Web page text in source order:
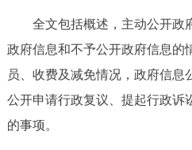
政务服务
便民服务
全文包括概述，主动公开政
政府信息和不予公开政府信息的
员、收费及减免情况，政府信息
公开申请行政复议、提起行政诉
的事项。